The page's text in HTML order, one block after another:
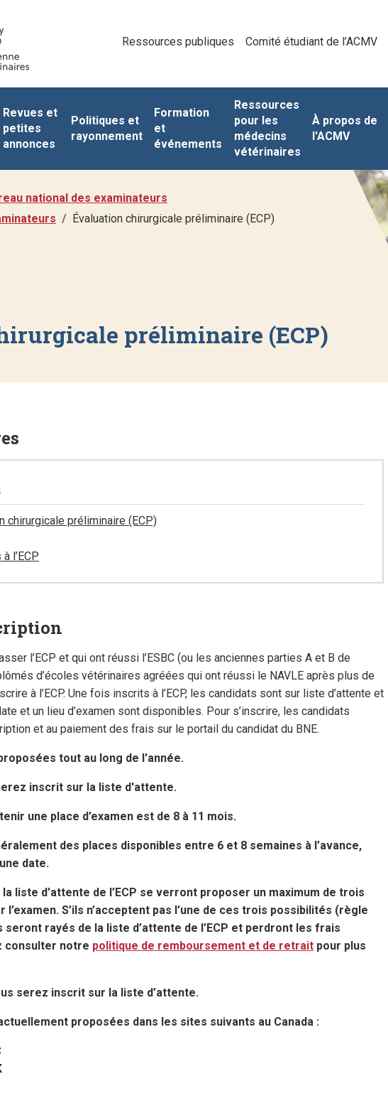
Ressources publiques Comité étudiant de l’ACMV
Revues et
petites
annonces
Politiques et
rayonnement
Formation
et
événements
Ressources
pour les
médecins
vétérinaires
À propos de
l'ACMV
national des examinateurs
Évaluation chirurgicale préliminaire (ECP)
préliminaire (ECP)
chirurgicale préliminaire (ECP)
l’ECP
l’ECP et qui ont réussi l’ESBC (ou les anciennes parties A et B de
d’écoles vétérinaires agréées qui ont réussi le NAVLE après plus de
à l’ECP. Une fois inscrits à l’ECP, les candidats sont sur liste d’attente et
et un lieu d’examen sont disponibles. Pour s’inscrire, les candidats
et au paiement des frais sur le portail du candidat du BNE.
tout au long de l'année.
inscrit sur la liste d'attente.
une place d’examen est de 8 à 11 mois.
des places disponibles entre 6 et 8 semaines à l’avance,
date.
liste d’attente de l’ECP se verront proposer un maximum de trois
S’ils n’acceptent pas l’une de ces trois possibilités (règle
rayés de la liste d’attente de l’ECP et perdront les frais
consulter notre politique de remboursement et de retrait pour plus
serez inscrit sur la liste d’attente.
proposées dans les sites suivants au Canada :